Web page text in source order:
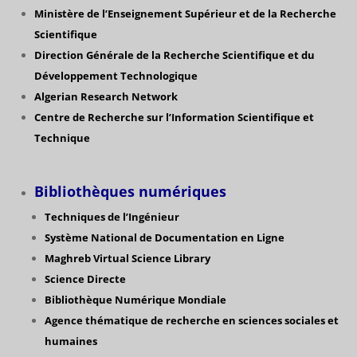
Ministère de l’Enseignement Supérieur et de la Recherche
Scientifique
Direction Générale de la Recherche Scientifiqueet du
Développement Technologique
Algerian Research Network
Centre de Recherche sur l’Information Scientifique et
Technique
Bibliothèques numériques
Techniques de l’Ingénieur
Système National de Documentation en Ligne
Maghreb Virtual Science Library
Science Directe
Bibliothèque Numérique Mondiale
Agence thématique de recherche en sciences sociales et
humaines